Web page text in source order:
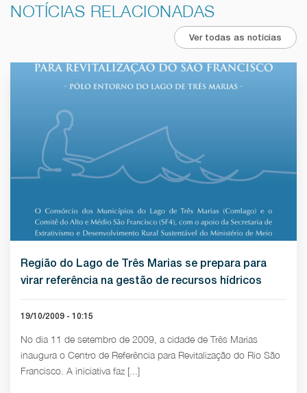
NOTÍCIAS RELACIONADAS
Ver todas as notícias
Região do Lago de Três Marias se prepara para
virar referência na gestão de recursos hídricos
19/10/2009 - 10:15
No dia 11 de setembro de 2009, a cidade de Três Marias
inaugura o Centro de Referência para Revitalização do Rio São
Francisco. A iniciativa faz [...]